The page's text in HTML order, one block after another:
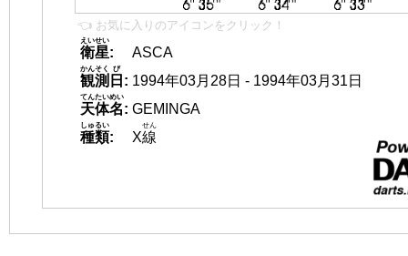
👈 お気に入りのアイコンをクリック！
衛星
えいせい
:
ASCA
観測
かんそく
日
び
: 1994年03月28日 - 1994年03月31日
天体名
てんたいめい
: GEMINGA
種類
しゅるい
: X線
せん